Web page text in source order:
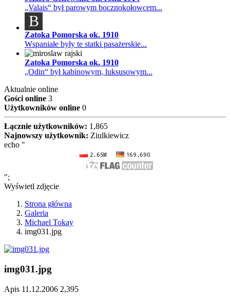
„Valais“ był parowym bocznokołowcem...
B
Zatoka Pomorska ok. 1910
Wspaniałe były te statki pasażerskie...
Zatoka Pomorska ok. 1910
„Odin“ był kabinowym, luksusowym...
Aktualnie online
Gości online 3
Użytkowników online 0
Łącznie użytkowników: 1,865
Najnowszy użytkownik: Ziulkiewicz
echo "
";
Wyświetl zdjęcie
Strona główna
Galeria
Michael Tokay
img031.jpg
img031.jpg
Apis 11.12.2006 2,395